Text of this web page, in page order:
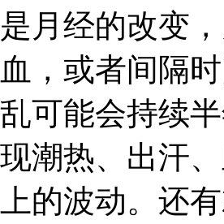
是月经的改变
血，或者间隔
乱可能会持续
现潮热、出汗
上的波动。还